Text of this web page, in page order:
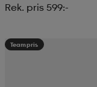
Rek. pris 599:-
Teampris